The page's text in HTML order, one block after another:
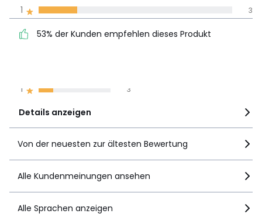
1 3
4 3
53% der Kunden
empfehlen dieses Produkt
Details anzeigen
1 3
53% der Kunden empfehlen dieses Produkt
Von der neuesten zur ältesten Bewertung
Alle Kundenmeinungen ansehen
Alle Sprachen anzeigen